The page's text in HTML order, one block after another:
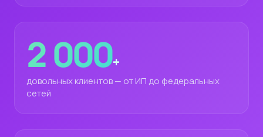
2 000+
довольных клиентов — от ИП до федеральных
сетей